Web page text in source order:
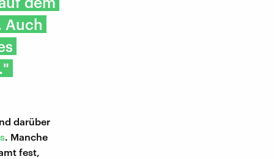
Auch
darüber
. Manche
fest,